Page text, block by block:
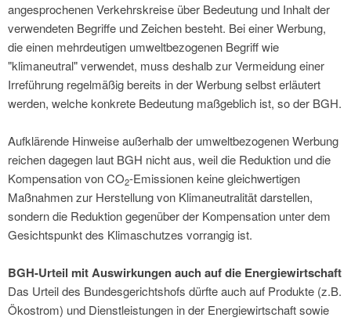
angesprochenen Verkehrskreise über Bedeutung und Inhalt der
verwendeten Begriffe und Zeichen besteht. Bei einer Werbung,
die einen mehrdeutigen umweltbezogenen Begriff wie
"klimaneutral" verwendet, muss deshalb zur Vermeidung einer
Irreführung regelmäßig bereits in der Werbung selbst erläutert
werden, welche konkrete Bedeutung maßgeblich ist, so der BGH.
Aufklärende Hinweise außerhalb der umweltbezogenen Werbung
reichen dagegen laut BGH nicht aus, weil die Reduktion und die
Kompensation von CO2-Emissionen keine gleichwertigen
Maßnahmen zur Herstellung von Klimaneutralität darstellen,
sondern die Reduktion gegenüber der Kompensation unter dem
Gesichtspunkt des Klimaschutzes vorrangig ist.
BGH-Urteil mit Auswirkungen auch auf die Energiewirtschaft
Das Urteil des Bundesgerichtshofs dürfte auch auf Produkte (z.B.
Ökostrom) und Dienstleistungen in der Energiewirtschaft sowie